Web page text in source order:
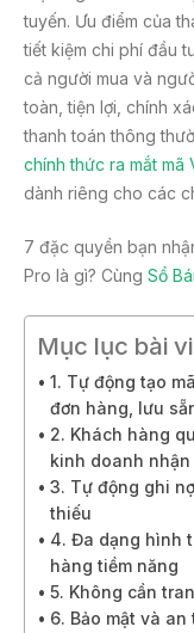
b
o
o
k
tuyến. Ưu điểm của
tiết kiệm chi phí đầu
cả người mua và
toàn, tiện lợi, chính
thanh toán thông
chính thức ra mắt mã
dành riêng cho các
7 đặc quyền bạn
Pro là gì? Cùng Sổ
Mục lục bài
1. Tự động tạo
đơn hàng, lưu
2. Khách hàng
kinh doanh
3. Tự động ghi
thiếu
4. Đa dạng hình
hàng tiềm năng
5. Không cần
6. Bảo mật và